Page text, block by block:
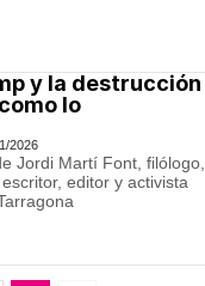
y la destrucción
lo
2026
Jordi Martí Font, filólogo,
editor y activista